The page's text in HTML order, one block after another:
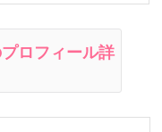
ロフィール詳